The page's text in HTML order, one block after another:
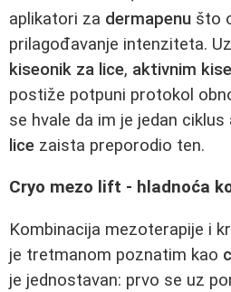
aplikatori za dermapenu što
prilagođavanje intenziteta. Uz
kiseonik za lice, aktivnim
postiže potpuni protokol
se hvale da im je jedan ciklus
lice zaista preporodio ten.
Cryo mezo lift - hladnoća
Kombinacija mezoterapije i
je tretmanom poznatim kao
je jednostavan: prvo se uz